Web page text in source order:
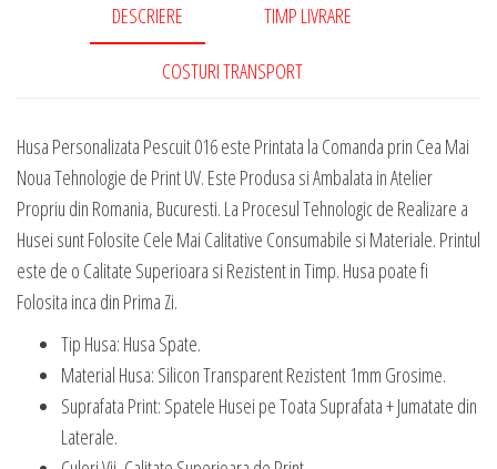
DESCRIERE TIMP LIVRARE
COSTURI TRANSPORT
Husa Personalizata Pescuit 016 este Printata la Comanda prin Cea Mai
Noua Tehnologie de Print UV. Este Produsa si Ambalata in Atelier
Propriu din Romania, Bucuresti. La Procesul Tehnologic de Realizare a
Husei sunt Folosite Cele Mai Calitative Consumabile si Materiale. Printul
este de o Calitate Superioara si Rezistent in Timp. Husa poate fi
Folosita inca din Prima Zi.
Tip Husa: Husa Spate.
Material Husa: Silicon Transparent Rezistent 1mm Grosime.
Suprafata Print: Spatele Husei pe Toata Suprafata + Jumatate din
Laterale.